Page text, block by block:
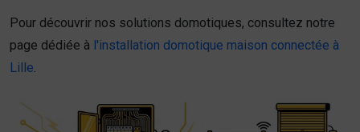
Pour découvrir nos solutions domotiques, consultez notre
page dédiée à l'installation domotique maison connectée à
Lille.